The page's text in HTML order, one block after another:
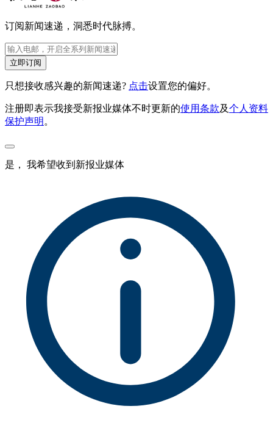
订阅新闻速递，洞悉时代脉搏。
立即订阅
只想接收感兴趣的新闻速递? 点击设置您的偏好。
注册即表示我接受新报业媒体不时更新的使用条款及个人资料
保护声明 。
是， 我希望收到新报业媒体